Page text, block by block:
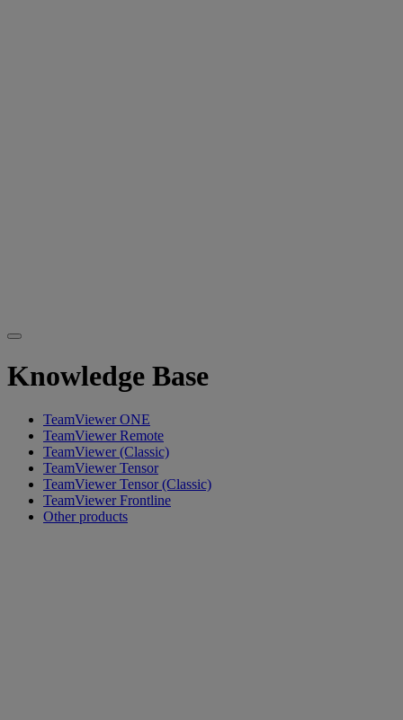
Knowledge Base
TeamViewer ONE
TeamViewer Remote
TeamViewer (Classic)
TeamViewer Tensor
TeamViewer Tensor (Classic)
TeamViewer Frontline
Other products